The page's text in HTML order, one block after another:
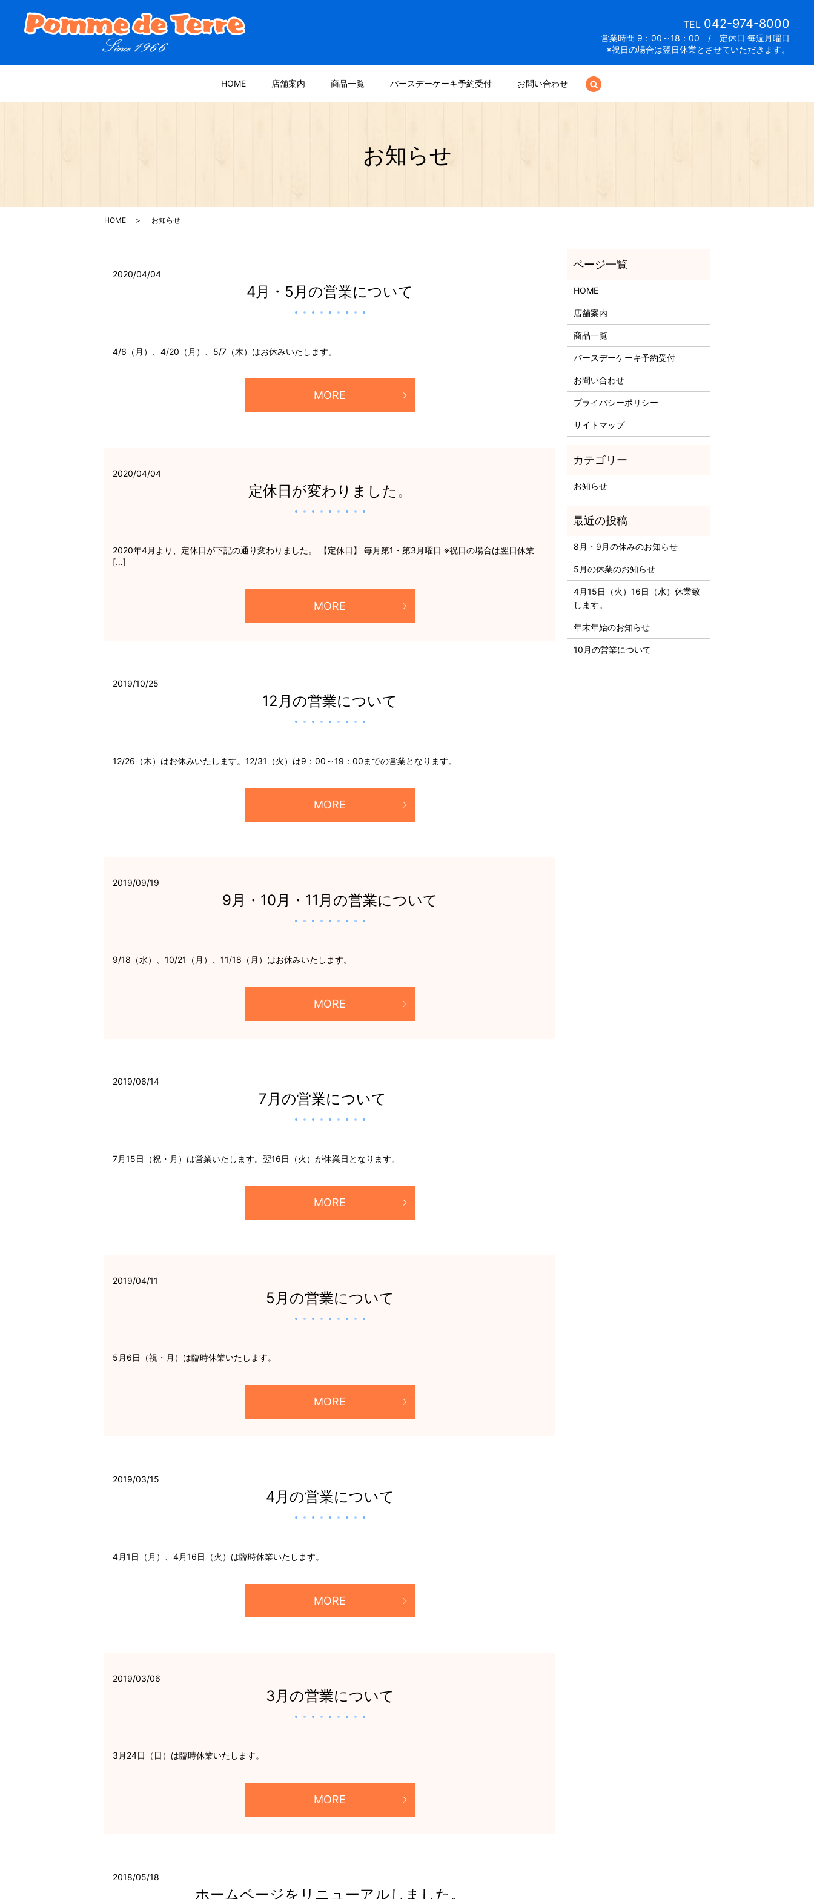
HOME 店舗案内 商品一覧 バースデーケーキ予約受付 お問い合わせ search
TEL 042-974-8000
営業時間 9：00～18：00 / 定休日 毎週月曜日
※祝日の場合は翌日休業とさせていただきます。
お知らせ
HOME お知らせ
2020/04/04
4月・5月の営業について
4/6（月）、4/20（月）、5/7（木）はお休みいたします。
MORE
2020/04/04
定休日が変わりました。
2020年4月より、定休日が下記の通り変わりました。 【定休日】 毎月第1・第3月曜日 ※祝日の場合は翌日休業
[…]
MORE
2019/10/25
12月の営業について
12/26（木）はお休みいたします。12/31（火）は9：00～19：00までの営業となります。
MORE
2019/09/19
9月・10月・11月の営業について
9/18（水）、10/21（月）、11/18（月）はお休みいたします。
MORE
2019/06/14
7月の営業について
7月15日（祝・月）は営業いたします。翌16日（火）が休業日となります。
MORE
2019/04/11
5月の営業について
5月6日（祝・月）は臨時休業いたします。
MORE
2019/03/15
4月の営業について
4月1日（月）、4月16日（火）は臨時休業いたします。
MORE
2019/03/06
3月の営業について
3月24日（日）は臨時休業いたします。
MORE
2018/05/18
ホームページをリニューアルしました。
HOME
店舗案内
商品一覧
バースデーケーキ予約受付
お問い合わせ
プライバシーポリシー
サイトマップ
お知らせ
8月・9月の休みのお知らせ
5月の休業のお知らせ
4月15日（火）16日（水）休業致
します。
年末年始のお知らせ
10月の営業について